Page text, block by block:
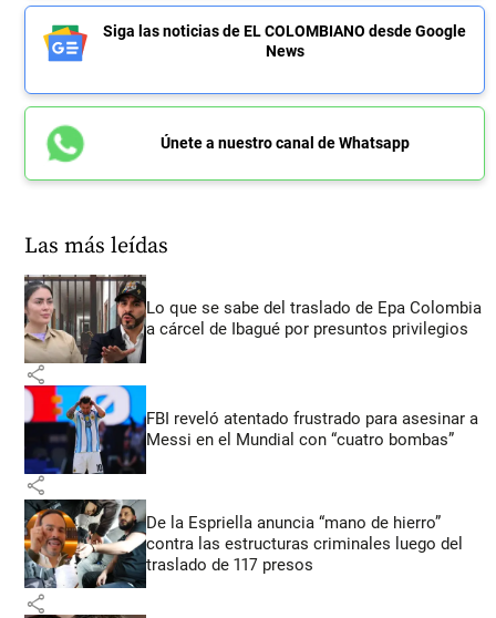
Siga las noticias de EL COLOMBIANO desde Google
News
Únete a nuestro canal de Whatsapp
Las más leídas
Lo que se sabe del traslado de Epa Colombia
a cárcel de Ibagué por presuntos privilegios
share
FBI reveló atentado frustrado para asesinar a
Messi en el Mundial con “cuatro bombas”
share
De la Espriella anuncia “mano de hierro”
contra las estructuras criminales luego del
traslado de 117 presos
share